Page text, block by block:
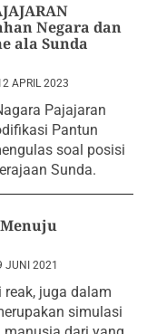
Negara dan
ala Sunda
APRIL 2023
Pajajaran
Pantun
soal posisi
Sunda.
JUNI 2021
reak, juga dalam
simulasi